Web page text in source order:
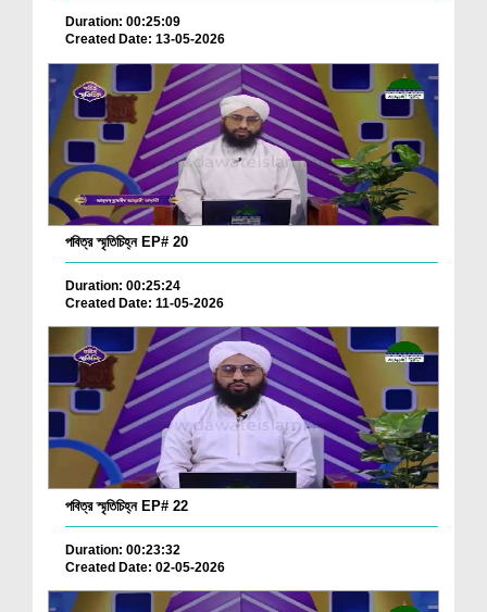
Duration: 00:25:09
Created Date: 13-05-2026
পবিত্র স্মৃতিচিহ্ন EP# 20
Duration: 00:25:24
Created Date: 11-05-2026
পবিত্র স্মৃতিচিহ্ন EP# 22
Duration: 00:23:32
Created Date: 02-05-2026